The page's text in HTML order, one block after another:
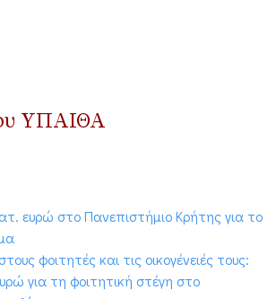
ΥΠΑΙΘΑ
ευρώ στο Πανεπιστήμιο Κρήτης για το
φοιτητές και τις οικογένειές τους:
για τη φοιτητική στέγη στο